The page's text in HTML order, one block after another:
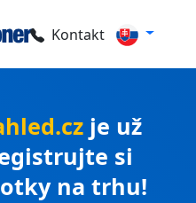
Kontakt
je už
si
na trhu!